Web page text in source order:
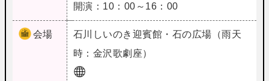
開演：10：00～16：00
会場 石川
しいのき迎賓館・石の広場（雨天
時：金沢歌劇座）